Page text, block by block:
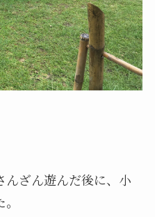
んざん遊んだ後に、小